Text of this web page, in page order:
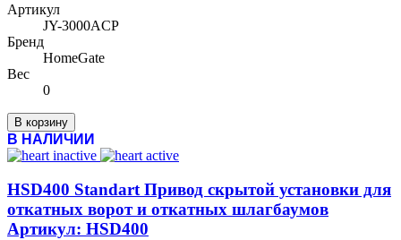
Артикул
JY-3000ACP
Бренд
HomeGate
Вес
0
В корзину
В НАЛИЧИИ
HSD400 Standart Привод скрытой установки для
откатных ворот и откатных шлагбаумов
Артикул: HSD400